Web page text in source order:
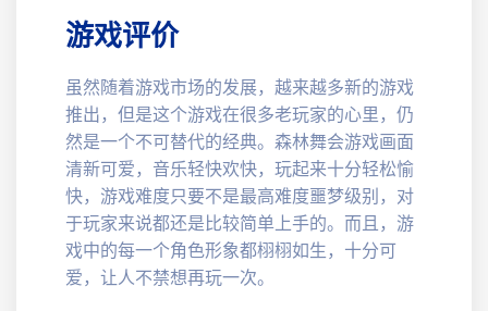
游戏评价
虽然随着游戏市场的发展，越来越多新的游戏
推出，但是这个游戏在很多老玩家的心里，仍
然是一个不可替代的经典。森林舞会游戏画面
清新可爱，音乐轻快欢快，玩起来十分轻松愉
快，游戏难度只要不是最高难度噩梦级别，对
于玩家来说都还是比较简单上手的。而且，游
戏中的每一个角色形象都栩栩如生，十分可
爱，让人不禁想再玩一次。